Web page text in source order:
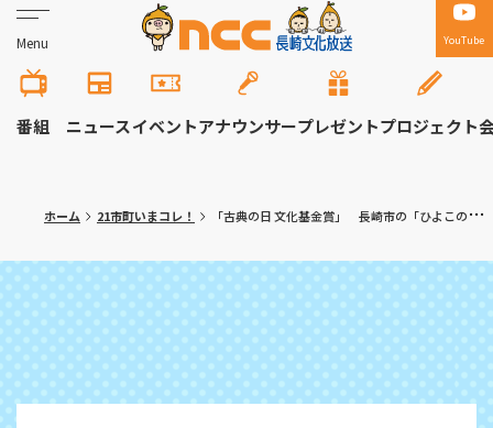
Menu YouTube
番組 ニュースイベントアナウンサープレゼントプロジェクト
ホーム 21市町いまコレ！ 「古典の日 文化基金賞」 長崎市の「ひよこの会童謡合唱団」に未来賞